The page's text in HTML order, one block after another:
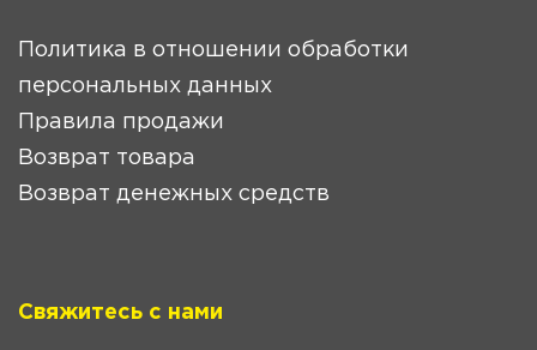
Политика в отношении обработки
персональных данных
Правила продажи
Возврат товара
Возврат денежных средств
Свяжитесь с нами